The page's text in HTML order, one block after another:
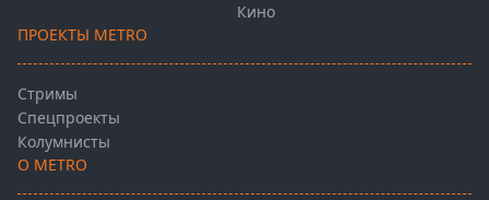
Кино
ПРОЕКТЫ METRO
Стримы
Спецпроекты
Колумнисты
О METRO